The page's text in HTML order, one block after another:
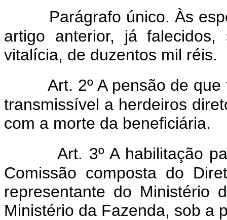
Parágrafo único. Às
artigo anterior, já
vitalícia, de duzentos mil réis.
Art. 2º A pensão de
transmissível a herdeiros
com a morte da beneficiária.
Art. 3º A habilitação
Comissão composta do
representante do Ministério
Ministério da Fazenda, sob a